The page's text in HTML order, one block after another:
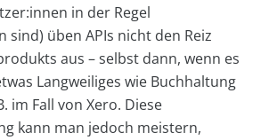
in der Regel
sind) üben APIs nicht den Reiz
aus – selbst dann, wenn es
Langweiliges wie Buchhaltung
im Fall von Xero. Diese
kann man jedoch meistern,